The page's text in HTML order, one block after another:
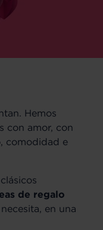
Hemos
con amor, con
comodidad e
de regalo
en una